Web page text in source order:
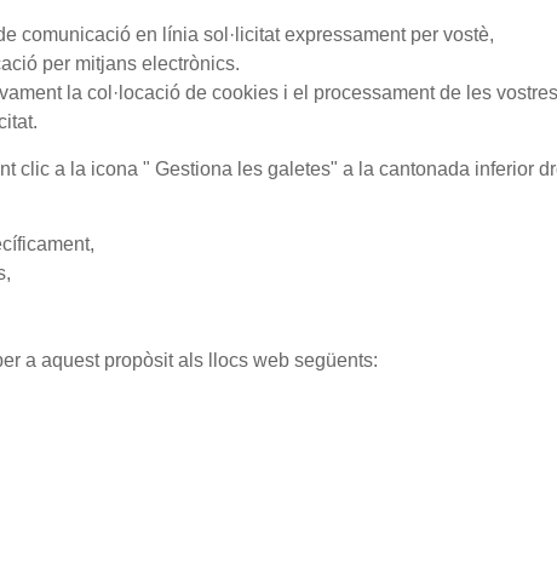
comunicació en línia sol·licitat expressament per vostè,
per mitjans electrònics.
la col·locació de cookies i el processament de les
clic a la icona " Gestiona les galetes" a la cantonada inferior
a aquest propòsit als llocs web següents: